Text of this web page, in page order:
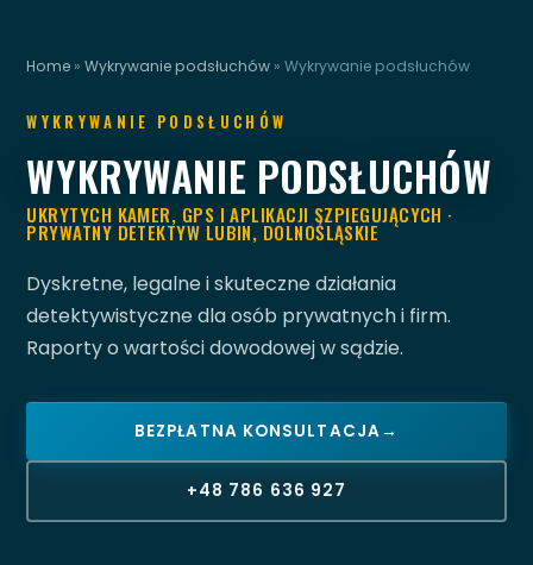
Home »Wykrywanie podsłuchów »Wykrywanie podsłuchów
WYKRYWANIE PODSŁUCHÓW
WYKRYWANIE PODSŁUCHÓW
UKRYTYCH KAMER, GPS I APLIKACJI SZPIEGUJĄCYCH ·
PRYWATNY DETEKTYW LUBIN, DOLNOŚLĄSKIE
Dyskretne, legalne i skuteczne działania
detektywistyczne dla osób prywatnych i firm.
Raporty o wartości dowodowej w sądzie.
BEZPŁATNA KONSULTACJA→
+48 786 636 927